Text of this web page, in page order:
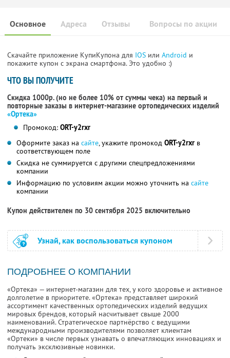
Основное Отзывы Вопросы по акции
Адреса
Скачайте приложение КупиКупона для IOS или Android и
покажите купон с экрана смартфона. Это удобно :)
ЧТО ВЫ ПОЛУЧИТЕ
Скидка 1000р. (но не более 10% от суммы чека) на первый и
повторные заказы в интернет-магазине ортопедических изделий
«Ортека»
Промокод: ORT-y2rxr
Оформите заказ на сайте, укажите промокод ORT-y2rxr в
соответствующем поле
Скидка не суммируется с другими спецпредложениями
компании
Информацию по условиям акции можно уточнить на сайте
компании
Купон действителен по 30 сентября 2025 включительно
Узнай, как воспользоваться купоном
ПОДРОБНЕЕ О КОМПАНИИ
«Ортека» — интернет-магазин для тех, у кого здоровье и активное
долголетие в приоритете. «Ортека» представляет широкий
ассортимент качественных ортопедических изделий ведущих
мировых брендов, который насчитывает свыше 2000
наименований. Стратегическое партнёрство с ведущими
международными производителями позволяет клиентам
«Ортеки» в числе первых узнавать о впечатляющих инновациях и
получать эксклюзивные новинки.